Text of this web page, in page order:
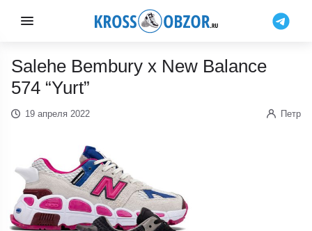
Salehe Bembury x New Balance
574 “Yurt”
19 апреля 2022 Петр